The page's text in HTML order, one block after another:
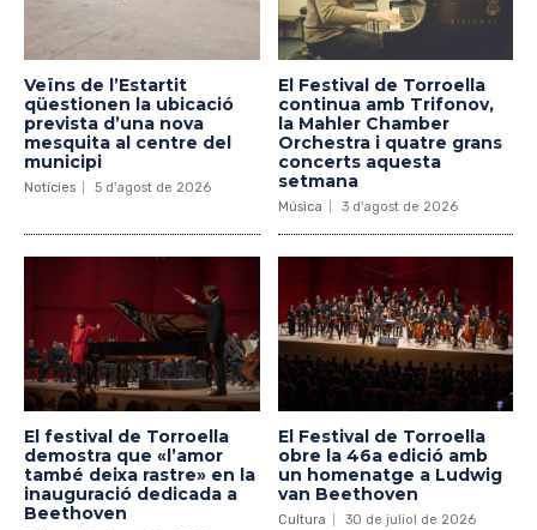
Veïns de l’Estartit
qüestionen la ubicació
prevista d’una nova
mesquita al centre del
municipi
Notícies 5 d'agost de 2026
El Festival de Torroella
continua amb Trifonov,
la Mahler Chamber
Orchestra i quatre grans
concerts aquesta
setmana
Música 3 d'agost de 2026
El festival de Torroella
demostra que «l’amor
també deixa rastre» en la
inauguració dedicada a
Beethoven
El Festival de Torroella
obre la 46a edició amb
un homenatge a Ludwig
van Beethoven
Cultura 30 de juliol de 2026